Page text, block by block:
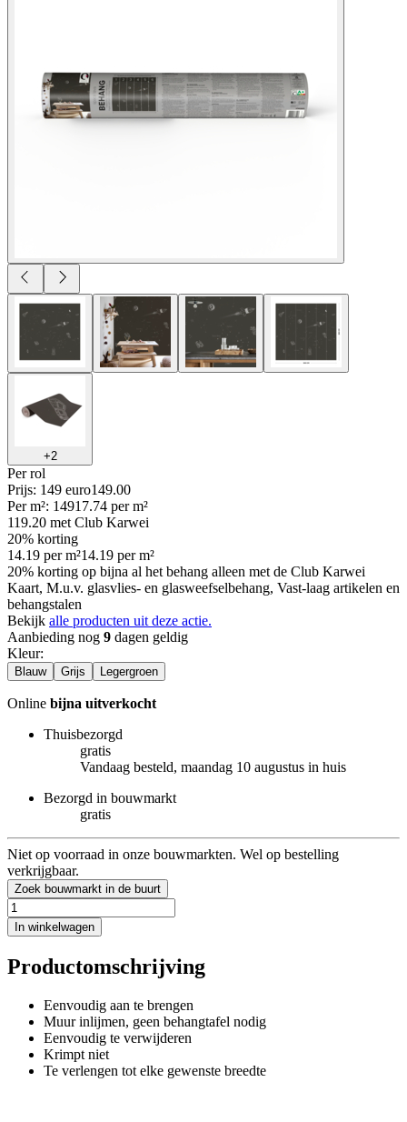
+2
Per rol
Prijs: 149 euro149.00
Per m²: 14917.74 per m²
119.20 met Club Karwei
20% korting
14.19 per m²14.19 per m²
20% korting op bijna al het behang alleen met de Club Karwei
Kaart, M.u.v. glasvlies- en glasweefselbehang, Vast-laag artikelen en
behangstalen
Bekijk alle producten uit deze actie.
Aanbieding nog 9 dagen geldig
Kleur:
Blauw Grijs Legergroen
Online bijna uitverkocht
Thuisbezorgd
gratis
Vandaag besteld, maandag 10 augustus in huis
Bezorgd in bouwmarkt
gratis
Niet op voorraad in onze bouwmarkten. Wel op bestelling
verkrijgbaar.
Zoek bouwmarkt in de buurt
In winkelwagen
Productomschrijving
Eenvoudig aan te brengen
Muur inlijmen, geen behangtafel nodig
Eenvoudig te verwijderen
Krimpt niet
Te verlengen tot elke gewenste breedte